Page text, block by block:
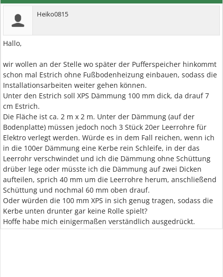
Heiko0815
Hallo,
wir wollen an der Stelle wo später der Pufferspeicher hinkommt
schon mal Estrich ohne Fußbodenheizung einbauen, sodass die
Installationsarbeiten weiter gehen können.
Unter den Estrich soll XPS Dämmung 100 mm dick, da drauf 7
cm Estrich.
Die Fläche ist ca. 2 m x 2 m. Unter der Dämmung (auf der
Bodenplatte) müssen jedoch noch 3 Stück 20er Leerrohre für
Elektro verlegt werden. Würde es in dem Fall reichen, wenn ich
in die 100er Dämmung eine Kerbe rein Schleife, in der das
Leerrohr verschwindet und ich die Dämmung ohne Schüttung
drüber lege oder müsste ich die Dämmung auf zwei Dicken
aufteilen, sprich 40 mm um die Leerrohre herum, anschließend
Schüttung und nochmal 60 mm oben drauf.
Oder würden die 100 mm XPS in sich genug tragen, sodass die
Kerbe unten drunter gar keine Rolle spielt?
Hoffe habe mich einigermaßen verständlich ausgedrückt.